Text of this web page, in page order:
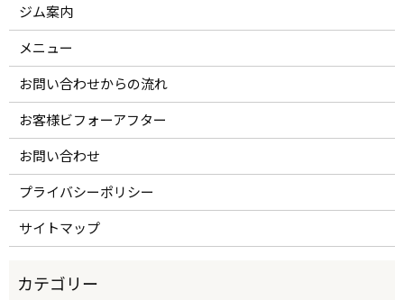
ジム案内
メニュー
お問い合わせからの流れ
お客様ビフォーアフター
お問い合わせ
プライバシーポリシー
サイトマップ